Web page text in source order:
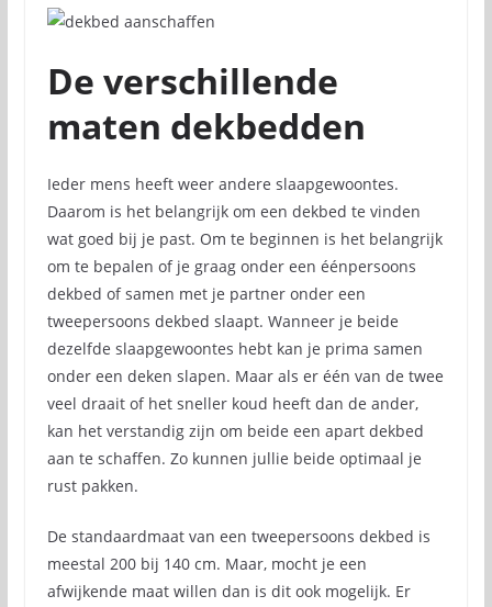
De verschillende
maten dekbedden
Ieder mens heeft weer andere slaapgewoontes.
Daarom is het belangrijk om een dekbed te vinden
wat goed bij je past. Om te beginnen is het belangrijk
om te bepalen of je graag onder een éénpersoons
dekbed of samen met je partner onder een
tweepersoons dekbed slaapt. Wanneer je beide
dezelfde slaapgewoontes hebt kan je prima samen
onder een deken slapen. Maar als er één van de twee
veel draait of het sneller koud heeft dan de ander,
kan het verstandig zijn om beide een apart dekbed
aan te schaffen. Zo kunnen jullie beide optimaal je
rust pakken.
De standaardmaat van een tweepersoons dekbed is
meestal 200 bij 140 cm. Maar, mocht je een
afwijkende maat willen dan is dit ook mogelijk. Er